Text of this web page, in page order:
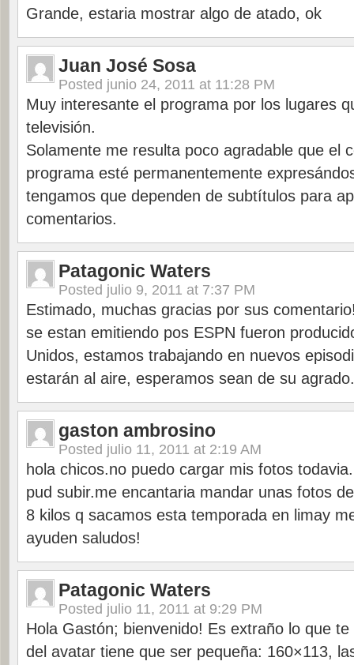
Grande, estaria mostrar algo de atado, ok
Juan José Sosa
Posted junio 24, 2011 at 11:28 PM
Muy interesante el programa por los lugares
televisión.
Solamente me resulta poco agradable que el
programa esté permanentemente
tengamos que dependen de subtítulos para
comentarios.
Patagonic Waters
Posted julio 9, 2011 at 7:37 PM
Estimado, muchas gracias por sus
se estan emitiendo pos ESPN fueron
Unidos, estamos trabajando en nuevos
estarán al aire, esperamos sean de su
gaston ambrosino
Posted julio 11, 2011 at 2:19 AM
hola chicos.no puedo cargar mis fotos
pud subir.me encantaria mandar unas fotos
8 kilos q sacamos esta temporada en limay
ayuden saludos!
Patagonic Waters
Posted julio 11, 2011 at 9:29 PM
Hola Gastón; bienvenido! Es extraño lo que
del avatar tiene que ser pequeña: 160×113,